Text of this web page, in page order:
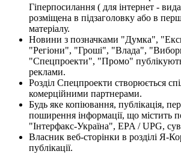
Гіперпосилання ( для інтернет -
розміщена в підзаголовку або в
матеріалу.
Новини з позначками "Думка",
"Регіони", "Гроші", "Влада",
"Спецпроекти", "Промо"
реклами.
Розділ Спецпроекти створюється
комерційними партнерами.
Будь яке копіювання, публікація,
поширення інформації, що містить
"Інтерфакс-Україна", EPA / UPG,
Власник веб-сторінки в розділі Я-
публікації.